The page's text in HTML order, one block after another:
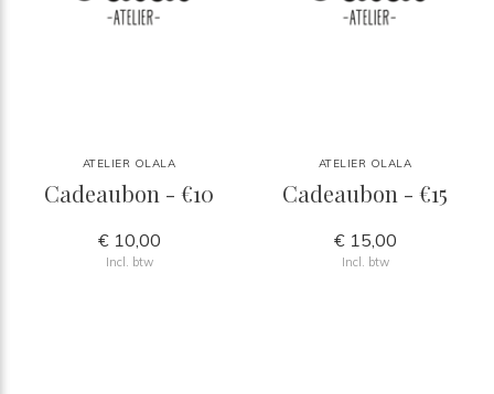
ATELIER OLALA
Cadeaubon - €10
€ 10,00
Incl. btw
ATELIER OLALA
Cadeaubon - €15
€ 15,00
Incl. btw